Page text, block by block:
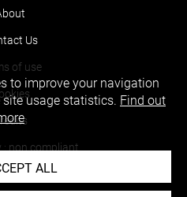
Us
of use
: non compliant
to improve your navigation
usage statistics. Find out
ALL